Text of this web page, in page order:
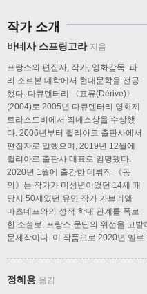
작가 소개
바네사 스프링고라 지음
프랑스의 편집자, 작가, 영화감독. 파
리 소르본 대학에서 현대문학을 전공
했다. 다큐멘터리 〈표류(Dérive)〉
(2004)로 2005년 다큐멘터리 영화제
트라스드비에서 죄네스상을 수상했
다. 2006년부터 쥘리아르 출판사에서
편집자로 일했으며, 2019년 12월에
쥘리아르 출판사 대표로 임명됐다.
2020년 1월에 출간한 데뷔작 《동
의》는 작가가 미성년이었던 14세 때
당시 50세였던 유명 작가 가브리엘
마츠네프와의 성적 학대 관계를 폭로
한 소설로, 프랑스 문단의 위선을 고
문제작이다. 이 작품으로 2020년 엘
정혜용 옮김